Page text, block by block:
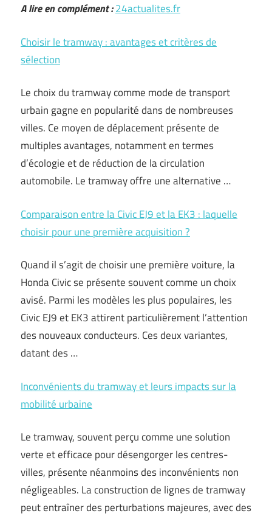
A lire en complément :24actualites.fr
Choisir le tramway : avantages et critères de
sélection
Le choix du tramway comme mode de transport
urbain gagne en popularité dans de nombreuses
villes. Ce moyen de déplacement présente de
multiples avantages, notamment en termes
d’écologie et de réduction de la circulation
automobile. Le tramway offre une alternative …
Comparaison entre la Civic EJ9 et la EK3 : laquelle
choisir pour une première acquisition ?
Quand il s’agit de choisir une première voiture, la
Honda Civic se présente souvent comme un choix
avisé. Parmi les modèles les plus populaires, les
Civic EJ9 et EK3 attirent particulièrement l’attention
des nouveaux conducteurs. Ces deux variantes,
datant des …
Inconvénients du tramway et leurs impacts sur la
mobilité urbaine
Le tramway, souvent perçu comme une solution
verte et efficace pour désengorger les centres-
villes, présente néanmoins des inconvénients non
négligeables. La construction de lignes de tramway
peut entraîner des perturbations majeures, avec des